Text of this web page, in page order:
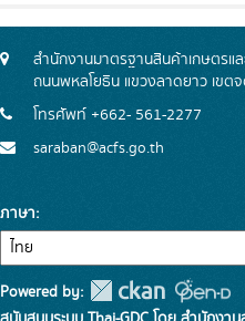
สำนักงานมาตรฐานสินค้าเกษตรแ
ถนนพหลโยธิน แขวงลาดยาว เข
โทรศัพท์ +662- 561-2277
saraban@acfs.go.th
ภาษา
Powered by: